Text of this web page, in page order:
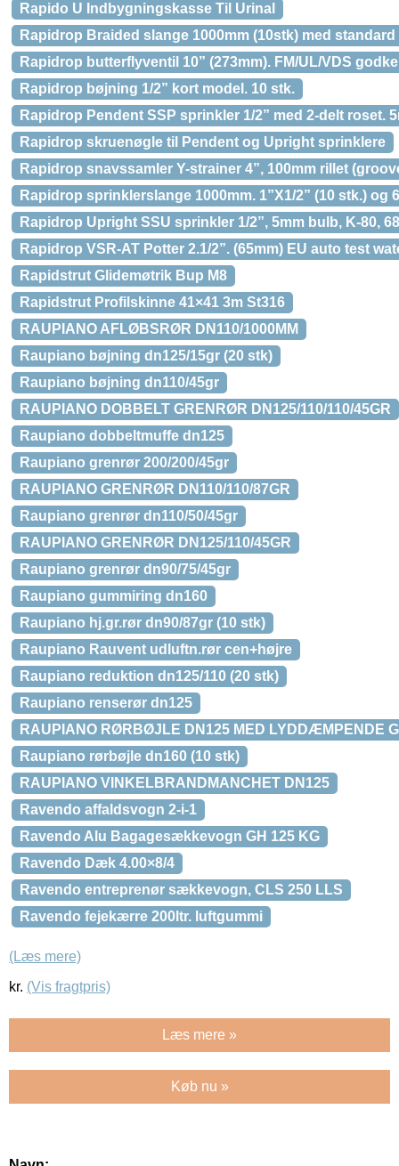
Rapido U Indbygningskasse Til Urinal
Rapidrop Braided slange 1000mm (10stk) med
Rapidrop butterflyventil 10” (273mm). FM/UL/VDS
Rapidrop bøjning 1/2” kort model. 10 stk.
Rapidrop Pendent SSP sprinkler 1/2” med 2-delt roset.
Rapidrop skruenøgle til Pendent og Upright sprinklere
Rapidrop snavssamler Y-strainer 4”, 100mm rillet
Rapidrop sprinklerslange 1000mm. 1”X1/2” (10 stk.) og
Rapidrop Upright SSU sprinkler 1/2”, 5mm bulb, K-80,
Rapidrop VSR-AT Potter 2.1/2”. (65mm) EU auto test
Rapidstrut Glidemøtrik Bup M8
Rapidstrut Profilskinne 41×41 3m St316
RAUPIANO AFLØBSRØR DN110/1000MM
Raupiano bøjning dn125/15gr (20 stk)
Raupiano bøjning dn110/45gr
RAUPIANO DOBBELT GRENRØR DN125/110/110/45GR
Raupiano dobbeltmuffe dn125
Raupiano grenrør 200/200/45gr
RAUPIANO GRENRØR DN110/110/87GR
Raupiano grenrør dn110/50/45gr
RAUPIANO GRENRØR DN125/110/45GR
Raupiano grenrør dn90/75/45gr
Raupiano gummiring dn160
Raupiano hj.gr.rør dn90/87gr (10 stk)
Raupiano Rauvent udluftn.rør cen+højre
Raupiano reduktion dn125/110 (20 stk)
Raupiano renserør dn125
RAUPIANO RØRBØJLE DN125 MED LYDDÆMPENDE
Raupiano rørbøjle dn160 (10 stk)
RAUPIANO VINKELBRANDMANCHET DN125
Ravendo affaldsvogn 2-i-1
Ravendo Alu Bagagesækkevogn GH 125 KG
Ravendo Dæk 4.00×8/4
Ravendo entreprenør sækkevogn, CLS 250 LLS
Ravendo fejekærre 200ltr. luftgummi
(Læs mere)
kr. (Vis fragtpris)
Læs mere »
Køb nu »